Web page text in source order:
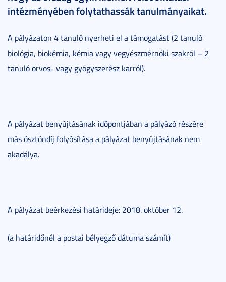
intézményében folytathassák tanulmányaikat.
A pályázaton 4 tanuló nyerheti el a támogatást (2 tanuló
biológia, biokémia, kémia vagy vegyészmérnöki szakról – 2
tanuló orvos- vagy gyógyszerész karról).
A pályázat benyújtásának időpontjában a pályázó részére
más ösztöndíj folyósítása a pályázat benyújtásának nem
akadálya.
A pályázat beérkezési határideje: 2018. október 12.
(a határidőnél a postai bélyegző dátuma számít)